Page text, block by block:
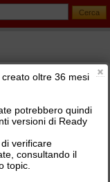
GRATUITO>
fatturazione
incassi e
oltre 36 mesi
potrebbero quindi
versioni di Ready
verificare
consultando il
topic.